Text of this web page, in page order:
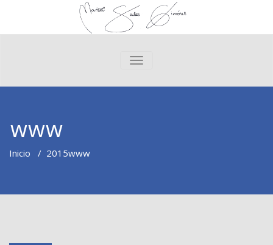
CAMBIAR NAVEGACIÓN
www
Inicio / 2015www